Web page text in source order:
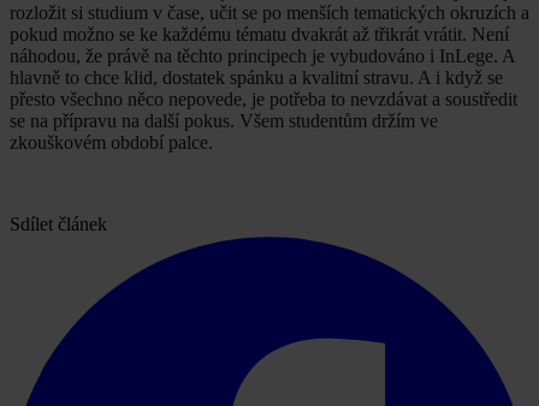
rozložit si studium v čase, učit se po menších tematických okruzích a
pokud možno se ke každému tématu dvakrát až třikrát vrátit. Není
náhodou, že právě na těchto principech je vybudováno i InLege. A
hlavně to chce klid, dostatek spánku a kvalitní stravu. A i když se
přesto všechno něco nepovede, je potřeba to nevzdávat a soustředit
se na přípravu na další pokus. Všem studentům držím ve
zkouškovém období palce.
Sdílet článek